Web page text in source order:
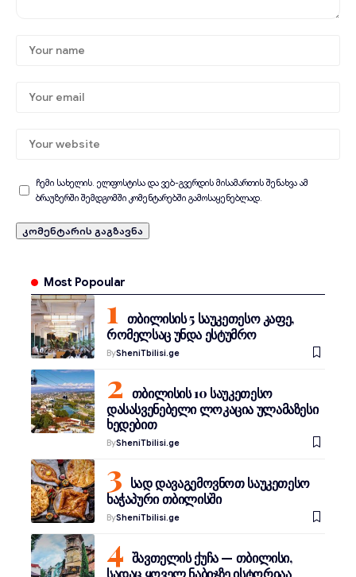
ჩემი სახელის. ელფოსტისა და ვებ-გვერდის მისამართის შენახვა ამ
ბრაუზერში შემდგომში კომენტარებში გამოსაყენებლად.
Most Popoular
თბილისის 5 საუკეთესო კაფე,
რომელსაც უნდა ესტუმრო
BySheniTbilisi.ge
თბილისის 10 საუკეთესო
დასასვენებელი ლოკაცია ულამაზესი
ხედებით
BySheniTbilisi.ge
სად დავაგემოვნოთ საუკეთესო
ხაჭაპური თბილისში
BySheniTbilisi.ge
შავთელის ქუჩა — თბილისი,
სადაც ყოველ ნაბიჯზე ისტორიაა